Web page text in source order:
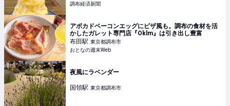
調布経済新聞
アボカドベーコンエッグにピザ風も。調布の食材を活
かしたガレット専門店『Oklm』は引き出し豊富
布田駅 東京都調布市
おとなの週末Web
夜風にラベンダー
国領駅 東京都調布市